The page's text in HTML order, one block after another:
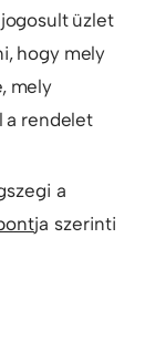
üzlet
hogy mely
mely
a rendelet
a
ja szerinti